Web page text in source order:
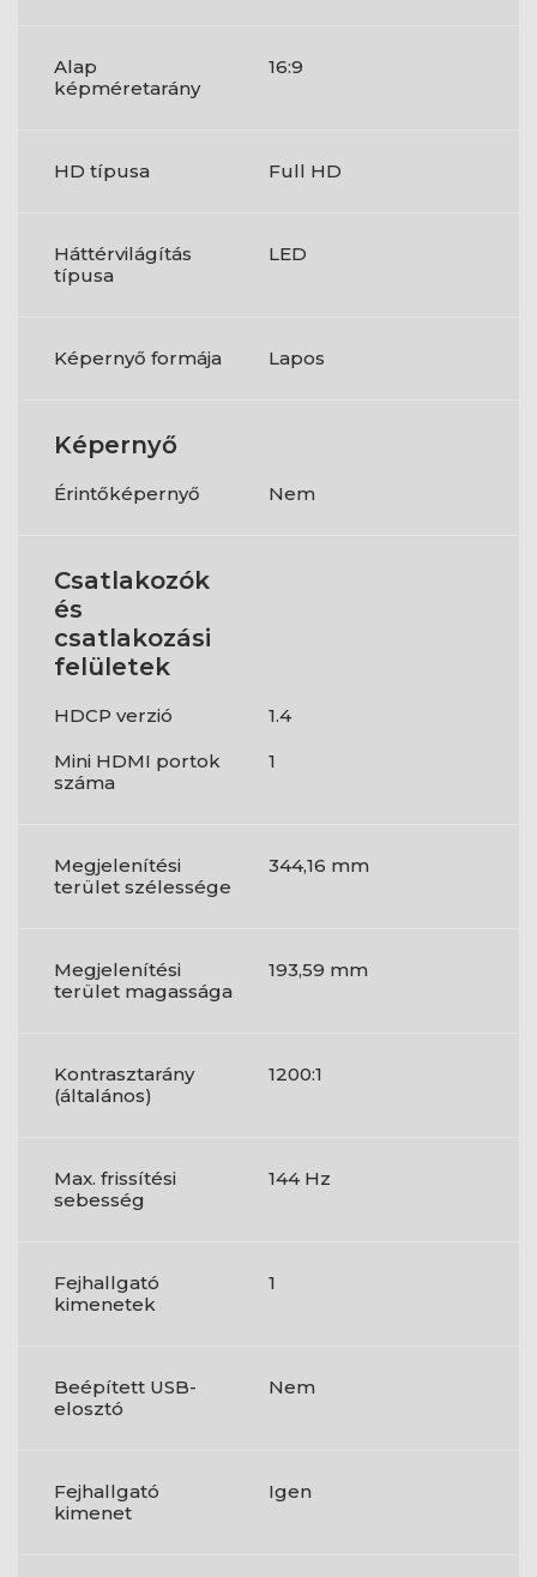
Alap
képméretarány
16:9
HD típusa Full HD
Háttérvilágítás
típusa
LED
Képernyő formája Lapos
Képernyő
Érintőképernyő Nem
Csatlakozók
és
csatlakozási
felületek
HDCP verzió
1.4
Mini HDMI portok
száma
1
Megjelenítési
terület szélessége
344,16 mm
Megjelenítési
terület magassága
193,59 mm
Kontrasztarány
(általános)
1200:1
Max. frissítési
sebesség
144 Hz
Fejhallgató
kimenetek
1
Beépített USB-
elosztó
Nem
Fejhallgató
kimenet
Igen